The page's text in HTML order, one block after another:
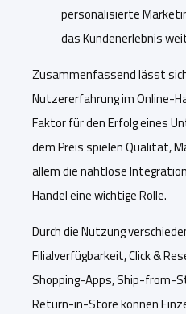
personalisierte
das Kundenerlebnis
Zusammenfassend lässt
Nutzererfahrung im Online-
Faktor für den Erfolg eines
dem Preis spielen Qualität,
allem die nahtlose
Handel eine wichtige Rolle.
Durch die Nutzung
Filialverfügbarkeit, Click &
Shopping-Apps, Ship-from-
Return-in-Store können